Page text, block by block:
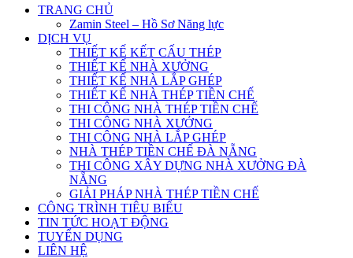
TRANG CHỦ
Zamin Steel – Hồ Sơ Năng lực
DỊCH VỤ
THIẾT KẾ KẾT CẤU THÉP
THIẾT KẾ NHÀ XƯỞNG
THIẾT KẾ NHÀ LẮP GHÉP
THIẾT KẾ NHÀ THÉP TIỀN CHẾ
THI CÔNG NHÀ THÉP TIỀN CHẾ
THI CÔNG NHÀ XƯỞNG
THI CÔNG NHÀ LẮP GHÉP
NHÀ THÉP TIỀN CHẾ ĐÀ NẴNG
THI CÔNG XÂY DỰNG NHÀ XƯỞNG ĐÀ
NẴNG
GIẢI PHÁP NHÀ THÉP TIỀN CHẾ
CÔNG TRÌNH TIÊU BIỂU
TIN TỨC HOẠT ĐỘNG
TUYỂN DỤNG
LIÊN HỆ